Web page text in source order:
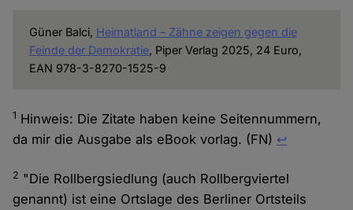
Güner Balci, Heimatland – Zähne zeigen gegen die
Feinde der Demokratie, Piper Verlag 2025, 24 Euro,
EAN 978-3-8270-1525-9
1 Hinweis: Die Zitate haben keine Seitennummern,
da mir die Ausgabe als eBook vorlag. (FN) ↩︎
2 "Die Rollbergsiedlung (auch Rollbergviertel
genannt) ist eine Ortslage des Berliner Ortsteils